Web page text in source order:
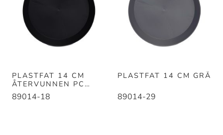
PLASTFAT 14 CM
ÅTERVUNNEN PC
SVART
89014-18
PLASTFAT 14 CM GRÅ
89014-29